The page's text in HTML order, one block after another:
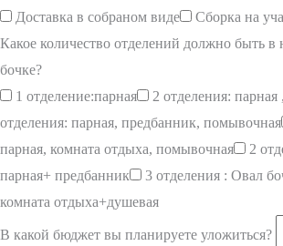
Доставка в собраном виде
Сборка на
Какое количество отделений должно быть
бочке?
1 отделение:парная
2 отделения:
отделения: парная, предбанник, помывочная
парная, комната отдыха, помывочная
2
парная+ предбанник
3 отделения : Овал
комната отдыха+душевая
В какой бюджет вы планируете уложиться?